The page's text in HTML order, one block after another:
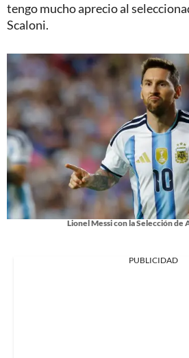
tengo mucho aprecio al
Scaloni.
Lionel Messi con la Selección de
PUBLICIDAD